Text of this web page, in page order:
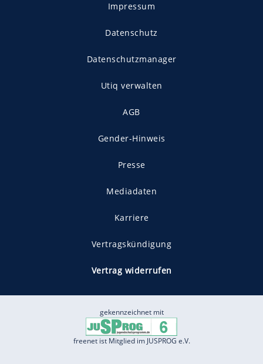
Impressum
Datenschutz
Datenschutzmanager
Utiq verwalten
AGB
Gender-Hinweis
Presse
Mediadaten
Karriere
Vertragskündigung
Vertrag widerrufen
gekennzeichnet mit
freenet ist Mitglied im JUSPROG e.V.